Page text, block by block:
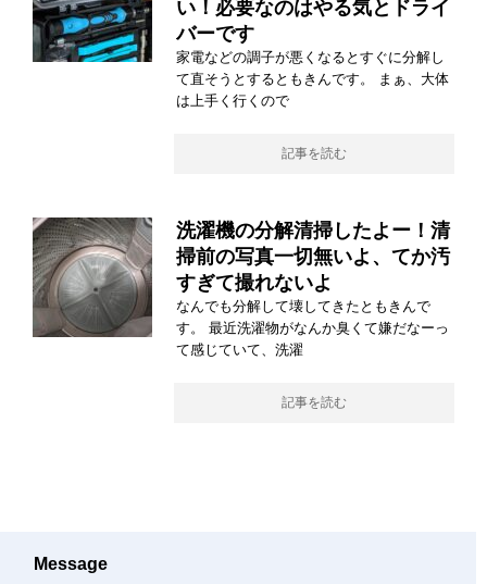
い！必要なのはやる気とドライ
バーです
家電などの調子が悪くなるとすぐに分解し
て直そうとするともきんです。 まぁ、大体
は上手く行くので
記事を読む
洗濯機の分解清掃したよー！清
掃前の写真一切無いよ、てか汚
すぎて撮れないよ
なんでも分解して壊してきたともきんで
す。 最近洗濯物がなんか臭くて嫌だなーっ
て感じていて、洗濯
記事を読む
Message